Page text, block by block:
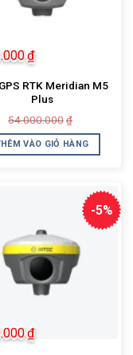
RTK Meridian M5
Plus
54.000.000 ₫
là:
₫
tại
là:
VÀO GIỎ HÀNG
-5%
₫